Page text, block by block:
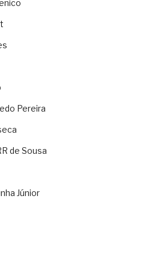
Pereira
de Sousa
Júnior